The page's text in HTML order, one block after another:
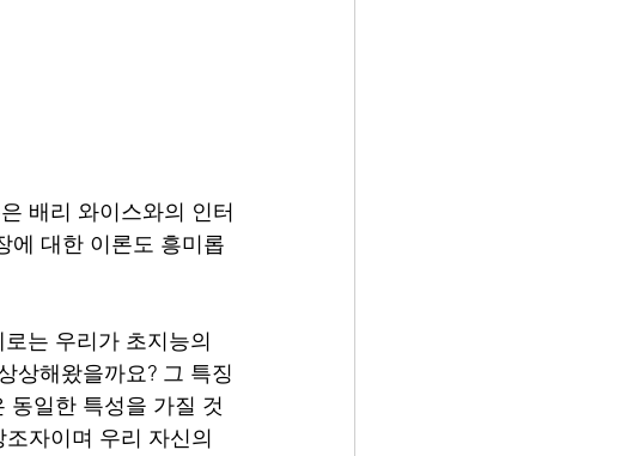
배리 와이스와의 인터
에 대한 이론도 흥미롭
는 우리가 초지능의
상해왔을까요? 그 특징
동일한 특성을 가질 것
자이며 우리 자신의